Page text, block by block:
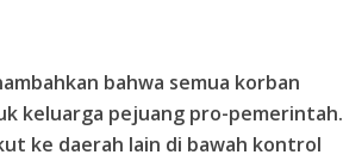
bahwa semua korban
keluarga pejuang pro-pemerintah.
ke daerah lain di bawah kontrol